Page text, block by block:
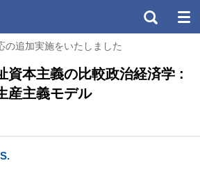
の追加実施をいたしました
資本主義の比較政治経済学 :
産主義モデル